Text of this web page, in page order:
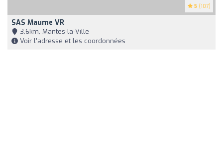
5 (107)
SAS Maume VR
3,6km, Mantes-la-Ville
Voir l'adresse et les coordonnées